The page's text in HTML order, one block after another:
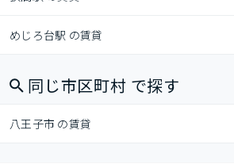
めじろ台駅 の賃貸
同じ市区町村 で探す
八王子市 の賃貸